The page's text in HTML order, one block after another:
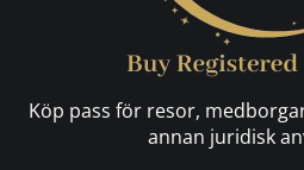
Köp pass för resor,
annan juridisk